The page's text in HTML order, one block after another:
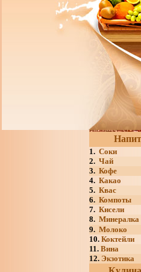
1. Соки
2. Чай
3. Кофе
4. Какао
5. Квас
6. Компоты
7. Кисели
8. Минералка
9. Молоко
10. Коктейли
11. Вина
12. Экзотика